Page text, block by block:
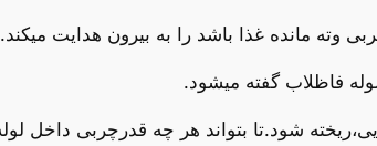
مانده غذا باشد را به بیرون هدایت میکند.
فاظلاب گفته میشود.